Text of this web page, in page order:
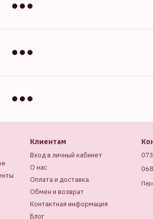
Клиентам
Вход в личный кабинет
О нас
Оплата и доставка
Обмен и возврат
Контактная информация
Блог